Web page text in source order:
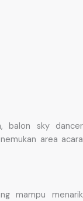
balon sky dancer
area acara
mampu menarik